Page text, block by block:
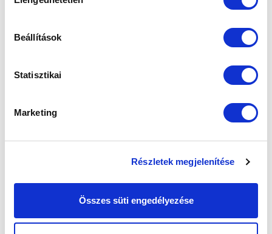
Beállítások
Statisztikai
Marketing
Részletek megjelenítése
Összes süti engedélyezése